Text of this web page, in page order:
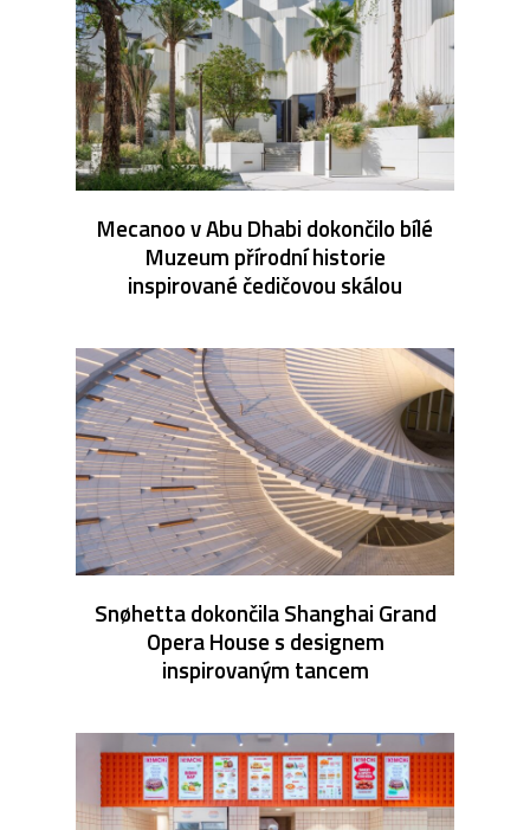
Mecanoo v Abu Dhabi dokončilo bílé
Muzeum přírodní historie
inspirované čedičovou skálou
Snøhetta dokončila Shanghai Grand
Opera House s designem
inspirovaným tancem